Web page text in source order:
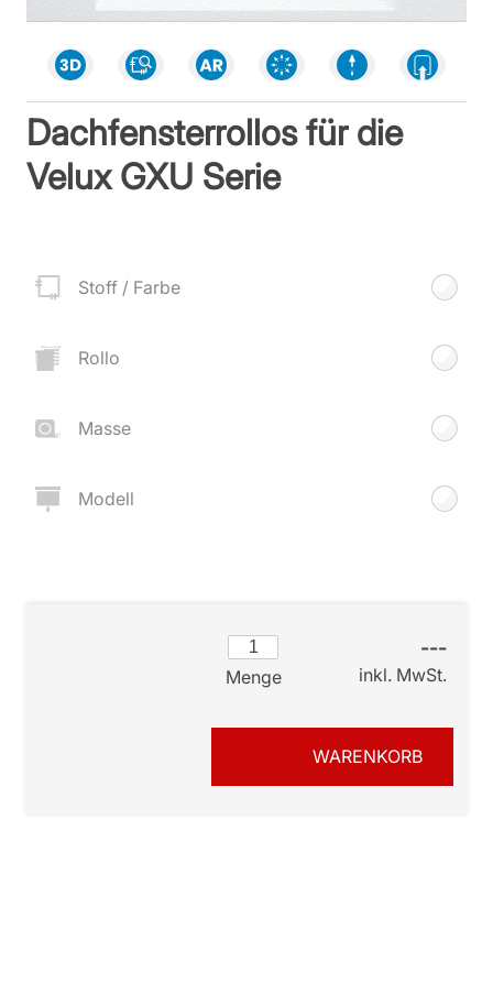
Dachfensterrollos für die
Velux GXU Serie
Stoff / Farbe
Rollo
Masse
Modell
Menge
---
inkl. MwSt.
WARENKORB